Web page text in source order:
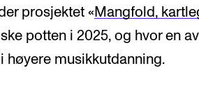
prosjektet « Mangfold,
potten i 2025, og hvor en
høyere musikkutdanning.